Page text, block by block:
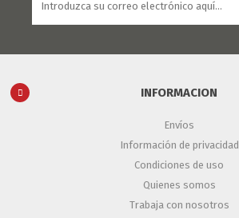
INFORMACION
Envíos
Información de privacidad
Condiciones de uso
Quienes somos
Trabaja con nosotros